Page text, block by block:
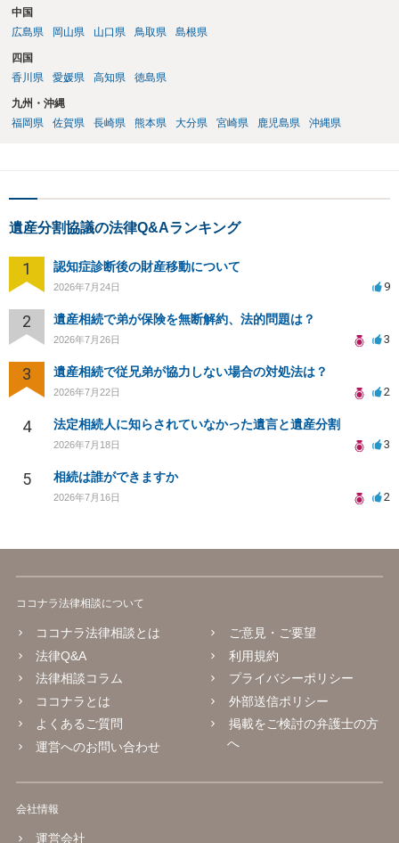
中国
広島県
岡山県 山口県 鳥取県 島根県
四国
香川県
愛媛県 高知県 徳島県
九州・沖縄
福岡県
佐賀県 長崎県 熊本県 大分県 宮崎県 鹿児島県 沖縄県
遺産分割協議の法律Q&Aランキング
1 認知症診断後の財産移動について
2026年7月24日 9
2 遺産相続で弟が保険を無断解約、法的問題は？
2026年7月26日 3
3 遺産相続で従兄弟が協力しない場合の対処法は？
2026年7月22日 2
4 法定相続人に知らされていなかった遺言と遺産分割
2026年7月18日 3
5 相続は誰ができますか
2026年7月16日 2
ココナラ法律相談について
ココナラ法律相談とは
法律Q&A
法律相談コラム
ココナラとは
よくあるご質問
運営へのお問い合わせ
ご意見・ご要望
利用規約
プライバシーポリシー
外部送信ポリシー
掲載をご検討の弁護士の方
へ
会社情報
運営会社